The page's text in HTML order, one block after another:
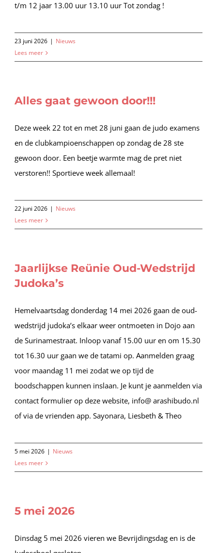
t/m 12 jaar 13.00 uur 13.10 uur Tot zondag !
23 juni 2026 | Nieuws
Lees meer
Alles gaat gewoon door!!!
Deze week 22 tot en met 28 juni gaan de judo examens
en de clubkampioenschappen op zondag de 28 ste
gewoon door. Een beetje warmte mag de pret niet
verstoren!! Sportieve week allemaal!
22 juni 2026 | Nieuws
Lees meer
Jaarlijkse Reünie Oud-Wedstrijd
Judoka’s
Hemelvaartsdag donderdag 14 mei 2026 gaan de oud-
wedstrijd judoka’s elkaar weer ontmoeten in Dojo aan
de Surinamestraat. Inloop vanaf 15.00 uur en om 15.30
tot 16.30 uur gaan we de tatami op. Aanmelden graag
voor maandag 11 mei zodat we op tijd de
boodschappen kunnen inslaan. Je kunt je aanmelden via
contact formulier op deze website, info@ arashibudo.nl
of via de vrienden app. Sayonara, Liesbeth & Theo
5 mei 2026 | Nieuws
Lees meer
5 mei 2026
Dinsdag 5 mei 2026 vieren we Bevrijdingsdag en is de